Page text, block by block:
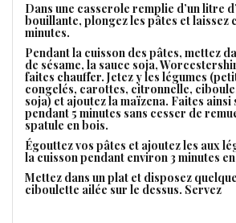
Dans une casserole remplie d’un litre
bouillante, plongez les pâtes et laissez
minutes.
Pendant la cuisson des pâtes, mettez
de sésame, la sauce soja,
faites chauffer. Jetez y les légumes
congelés, carottes, citronnelle,
soja) et ajoutez la maïzena. Faites ainsi
pendant 5 minutes sans cesser de
spatule en bois.
Égouttez vos pâtes et ajoutez les aux
la cuisson pendant environ 3 minutes
Mettez dans un plat et disposez
ciboulette ailée sur le dessus. Servez